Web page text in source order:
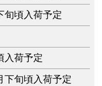
旬頃入荷予定
入荷予定
下旬頃入荷予定